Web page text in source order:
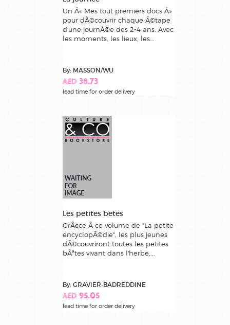
Un Â« Mes tout premiers docs Â»
pour dÃ©couvrir chaque Ã©tape
d'une journÃ©e des 2-4 ans. Avec
les moments, les lieux, les...
By: MASSON/WU
AED 38.73
lead time for order delivery
Les petites betes
GrÃ¢ce Ã ce volume de "La petite
encyclopÃ©die", les plus jeunes
dÃ©couvriront toutes les petites
bÃªtes vivant dans l'herbe,...
By: GRAVIER-BADREDDINE
AED 95.05
lead time for order delivery